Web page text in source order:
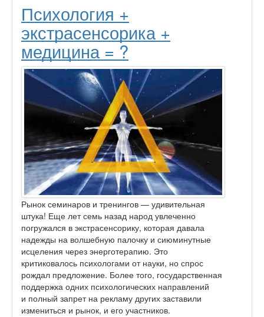
Психология +
экстрасенсорика +
медицина = ?
Рынок семинаров и тренингов — удивительная
штука! Еще лет семь назад народ увлеченно
погружался в экстрасенсорику, которая давала
надежды на волшебную палочку и сиюминутные
исцеления через энерготерапию. Это
критиковалось психологами от науки, но спрос
рождал предложение. Более того, государственная
поддержка одних психологических направлений
и полный запрет на рекламу других заставили
измениться и рынок, и его участников.